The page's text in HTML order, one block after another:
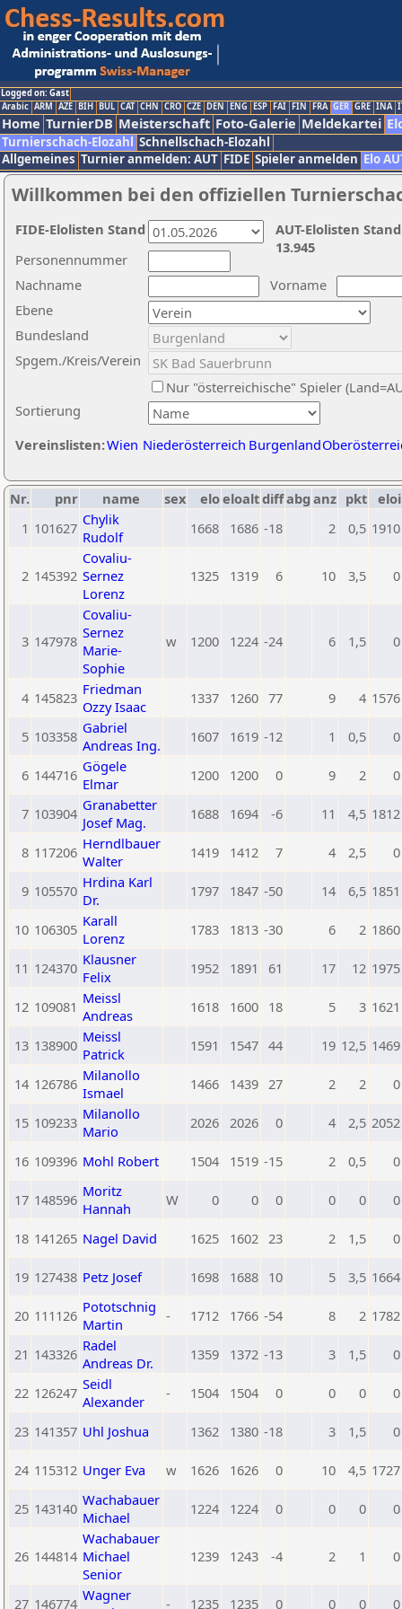
Logged on: Gast
Arabic ARM AZE BIH BUL CAT CHN CRO CZE DEN ENG ESP FAI FIN FRA GER GRE INA
Home TurnierDB Meisterschaft Foto-Galerie Meldekartei
Turnierschach-Elozahl Schnellschach-Elozahl
Allgemeines Turnier anmelden: AUT FIDE Spieler anmelden Elo
Willkommen bei den offiziellen
Nachname
Vorname
Ebene
Sortierung
Personennummer
Bundesland
Spgem./Kreis/Verein
Nur "österreichische" Spieler
Vereinslisten:Wien Niederösterreich Burgenland
AUT-Elolisten
13.945
FIDE-Elolisten Stand
Nr. pnr name sex eloeloaltdiffabg anz pkt eloi
1 101627 Chylik
Rudolf
1668 1686 -18 2 0,5 1910
2 145392
Covaliu-
Sernez
Lorenz
1325 1319 6 10 3,5 0
3 147978
Covaliu-
Sernez
Marie-
Sophie
w 1200 1224 -24 6 1,5 0
4 145823 Friedman
Ozzy Isaac
1337 1260 77 9 4 1576
5 103358 Gabriel
Andreas Ing.
1607 1619 -12 1 0,5 0
6 144716 Gögele
Elmar
1200 1200 0 9 2 0
7 103904 Granabetter
Josef Mag.
1688 1694 -6 11 4,5 1812
8 117206 Herndlbauer
Walter
1419 1412 7 4 2,5 0
9 105570 Hrdina Karl
Dr.
1797 1847 -50 14 6,5 1851
10 106305 Karall
Lorenz
1783 1813 -30 6 2 1860
11 124370 Klausner
Felix
1952 1891 61 17 12 1975
12 109081 Meissl
Andreas
1618 1600 18 5 3 1621
13 138900 Meissl
Patrick
1591 1547 44 19 12,5 1469
14 126786 Milanollo
Ismael
1466 1439 27 2 2 0
15 109233 Milanollo
Mario
2026 2026 0 4 2,5 2052
16 109396 Mohl Robert 1504 1519 -15 2 0,5 0
17 148596 Moritz
Hannah
W 0 0 0 0 0 0
18 141265 Nagel David 1625 1602 23 2 1,5 0
19 127438 Petz Josef 1698 1688 10 5 3,5 1664
20 111126 Pototschnig
Martin
- 1712 1766 -54 8 2 1782
21 143326 Radel
Andreas Dr.
1359 1372 -13 3 1,5 0
22 126247 Seidl
Alexander
- 1504 1504 0 0 0 0
23 141357 Uhl Joshua 1362 1380 -18 3 1,5 0
24 115312 Unger Eva w 1626 1626 0 10 4,5 1727
25 143140 Wachabauer
Michael
1224 1224 0 0 0 0
26 144814
Wachabauer
Michael
Senior
1239 1243 -4 2 1 0
27 146774 Wagner
- 1235 1235 0 0 0 0